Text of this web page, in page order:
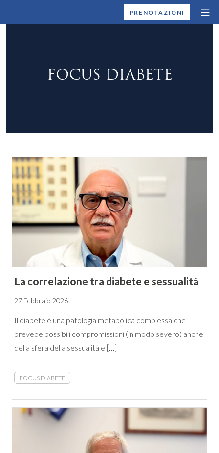
MONTALLEGROPRENOTAZIONI
FOCUS DIABETE
La correlazione tra diabete e sessualità
27 Febbraio 2026
Il diabete è una patologia metabolica complessa che
prevede possibili compromissioni (in modo severo) anche
della sfera della sessualità e […]
FOCUS DIABETE